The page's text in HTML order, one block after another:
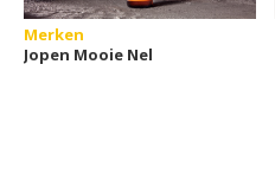
Merken
Jopen Mooie Nel